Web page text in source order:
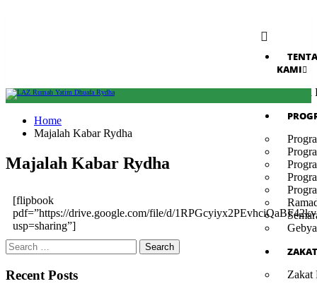
KAMI
Profil
ZAKAT
Zakat
Home
Majalah Kabar Rydha
Majalah Kabar Rydha
[flipbook
pdf=”https://drive.google.com/file/d/
usp=sharing”]
Recent Posts